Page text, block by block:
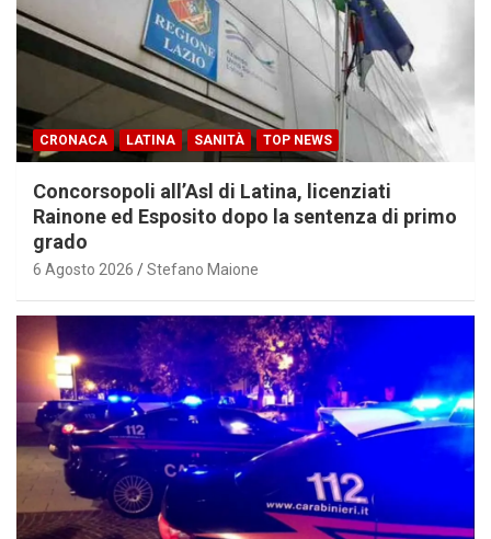
CRONACA LATINA SANITÀ TOP NEWS
Concorsopoli all’Asl di Latina, licenziati
Rainone ed Esposito dopo la sentenza di primo
grado
6 Agosto 2026 Stefano Maione